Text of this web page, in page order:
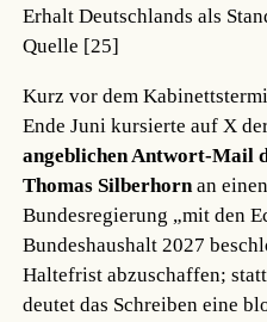
Erhalt Deutschlands als
Quelle [25]
Kurz vor dem
Ende Juni kursierte auf X
angeblichen Antwort-Mail
Thomas Silberhornan
Bundesregierung „mit den
Bundeshaushalt 2027
Haltefrist abzuschaffen;
deutet das Schreiben eine